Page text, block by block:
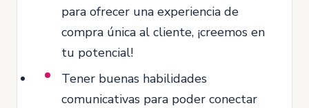
para ofrecer una experiencia de
compra única al cliente, ¡creemos en
tu potencial!
Tener buenas habilidades
comunicativas para poder conectar